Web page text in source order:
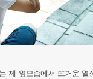
제 옆모습에서 뜨거운 열